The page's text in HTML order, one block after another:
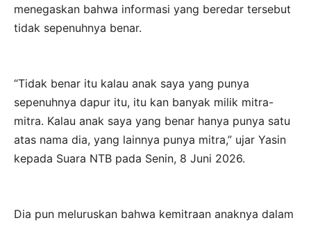
menegaskan bahwa informasi yang beredar tersebut
tidak sepenuhnya benar.
“Tidak benar itu kalau anak saya yang punya
sepenuhnya dapur itu, itu kan banyak milik mitra-
mitra. Kalau anak saya yang benar hanya punya satu
atas nama dia, yang lainnya punya mitra,” ujar Yasin
kepada Suara NTB pada Senin, 8 Juni 2026.
Dia pun meluruskan bahwa kemitraan anaknya dalam